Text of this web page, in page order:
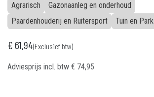
Agrarisch
Gazonaanleg en onderhoud
Paardenhouderij en Ruitersport
Tuin en Park
€ 61,94(Exclusief btw)
Adviesprijs incl. btw € 74,95